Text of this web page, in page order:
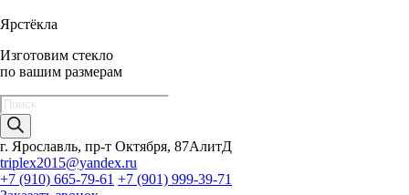
Ярстёкла
Изготовим стекло
по вашим размерам
Поиск
товаров
г. Ярославль, пр-т Октября, 87АлитД
triplex2015@yandex.ru
+7 (910) 665-79-61 +7 (901) 999-39-71